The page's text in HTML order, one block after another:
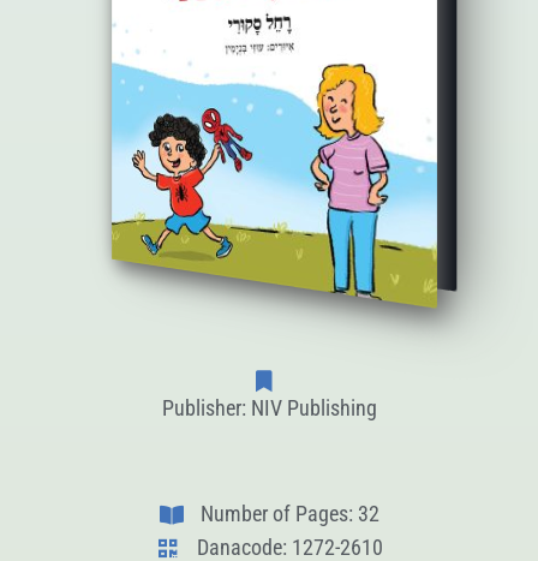
Publisher: NIV Publishing
Number of Pages: 32
Danacode: 1272-2610